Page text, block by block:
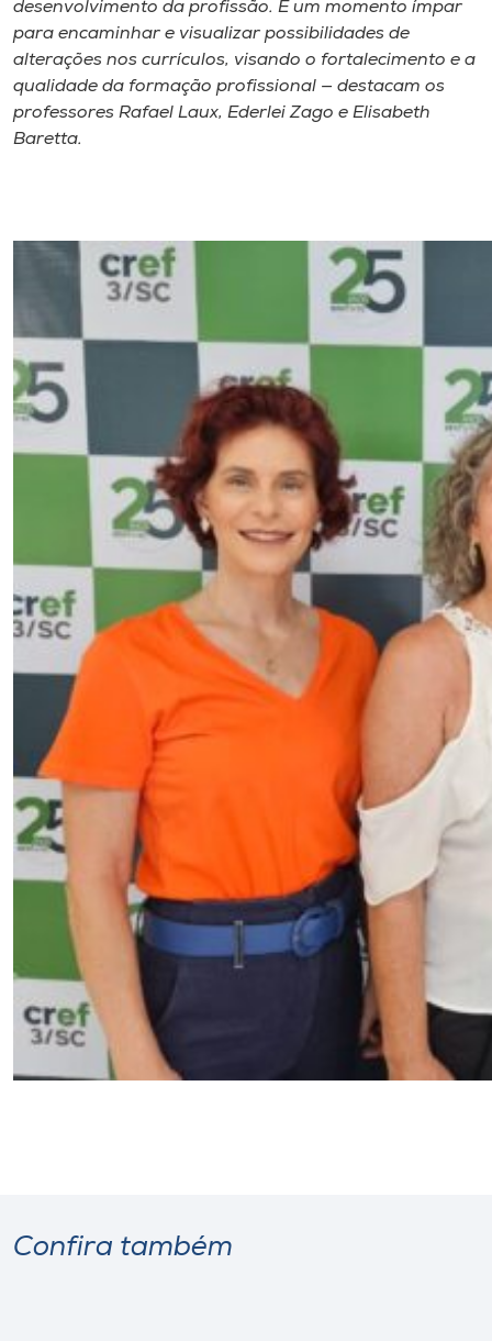
desenvolvimento da profissão. É um momento ímpar
para encaminhar e visualizar possibilidades de
alterações nos currículos, visando o fortalecimento e a
qualidade da formação profissional — destacam os
professores Rafael Laux, Ederlei Zago e Elisabeth
Baretta.
Confira também